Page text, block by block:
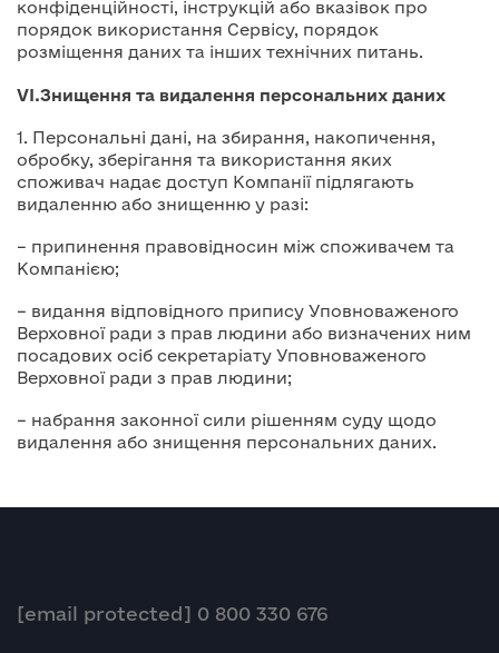
конфіденційності, інструкцій або вказівок про
порядок використання Сервісу, порядок
розміщення даних та інших технічних питань.
VI.Знищення та видалення персональних даних
1. Персональні дані, на збирання, накопичення,
обробку, зберігання та використання яких
споживач надає доступ Компанії підлягають
видаленню або знищенню у разі:
– припинення правовідносин між споживачем та
Компанією;
– видання відповідного припису Уповноваженого
Верховної ради з прав людини або визначених ним
посадових осіб секретаріату Уповноваженого
Верховної ради з прав людини;
– набрання законної сили рішенням суду щодо
видалення або знищення персональних даних.
[email protected] 0 800 330 676